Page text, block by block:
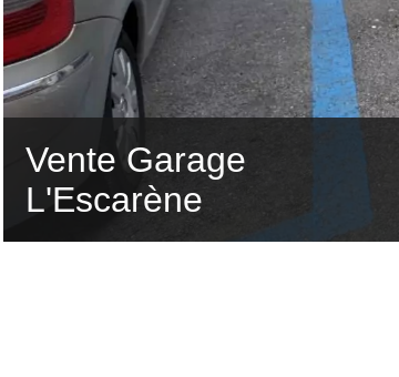
Vente Garage
L'Escarène